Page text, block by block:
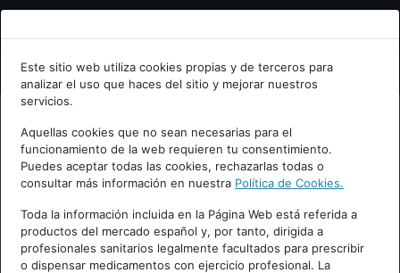
Bienvenid@ a psiquiatria.com
Escribe tu Email
Accede o regístrate con tu email.
Cancelar
Este sitio web utiliza cookies propias y de terceros para
analizar el uso que haces del sitio y mejorar nuestros
servicios.
Aquellas cookies que no sean necesarias para el
funcionamiento de la web requieren tu consentimiento.
Puedes aceptar todas las cookies, rechazarlas todas o
consultar más información en nuestra Política de Cookies.
Toda la información incluida en la Página Web está referida a
productos del mercado español y, por tanto, dirigida a
profesionales sanitarios legalmente facultados para prescribir
o dispensar medicamentos con ejercicio profesional. La